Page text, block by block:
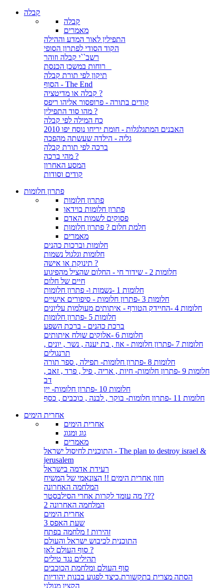
קבלה
קבלה
מאמרים
התפילין לאור המדע וההילה
הקוד הסודי לפתרון הסופי
רשב``י קבלה וזוהר
תיקון לפי תורת קבלה
הסוף - The End
קבלה או מדיטציה ?
קודים בתורה - פרופסור אליהו ריפס
מהו סוד התפילין ?
כח המילה לפי קבלה
האבנים המתגלגלות - חומת יריחו נוסח יפו 2010
גליה - הילדה שעשתה מהפכה
ברכה לפי תורת קבלה
מהי ברכה ?
המסע האחרון
קודים וסודות
פתרון חלומות
פתרון חלומות
פתרון חלומות בוידאו
פסוקים לשמות האדם
חלמת חלום ? פתרון חלומות
מאמרים
חלומות וברכות כהנים
חלומות וגלגול נשמות
תינוקת או אישה ?
חלומות 2 - שידור חי - החלום שהציל מהפיגוע
חיים של חלום
חלומות 1 -נשמות ו- פתרון חלומות
חלומות 3 -פתרון חלומות - סיפורים אישיים
חלומות 4 -החיידק הטורף - איתותים מעולמות עליונים
חלומות 5 -פתרון חלומות
ברכת כהנים - ברכת השפע
חלומות 6 -אלוקים שולח איתותים
חלומות 7 -פתרון חלומות - אוז , בת יענה , נשר , יונים ,
תרנגולים
חלומות 8 -פתרון חלומות- תפילה , ספר תורה
חלומות 9 -פתרון חלומות- חיות , אריה , פיל , פרד , זאב ,
דב
חלומות 10 -פתרון חלומות- יין
חלומות 11 -פתרון חלומות- בוקר , לבנה , כוכבים , כסף
אחרית הימים
אחרית הימים
גוג ומגוג
מאמרים
התוכנית לחיסול ישראל - The plan to destroy israel &
jerusalem
רעידת אדמה בישראל
חזון אחרית הימים !! הצונאמי של המשיח
המלחמה האחרונה
מה עומד לקרות אחרי הסילבסטר ???
המלחמה האחרונה 2
אחרית הימים
שעת האפס 3
זהירות ! מלחמה בפתח
התוכנית לכיבוש ישראל והעולם
סוף העולם לאן ?
תהילים נגד טילים
סוף העולם ומלחמת הכוכבים
הסתה מצרית בתקשורת.כיצד לפגוע בבנות יהודיות
הקצין מגולני